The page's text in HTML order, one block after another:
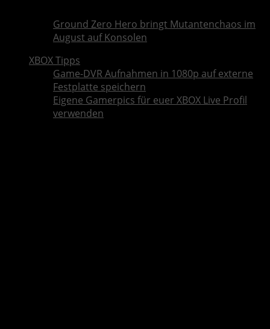
Ground Zero Hero bringt Mutantenchaos im
August auf Konsolen
XBOX Tipps
Game-DVR Aufnahmen in 1080p auf externe
Festplatte speichern
Eigene Gamerpics für euer XBOX Live Profil
verwenden